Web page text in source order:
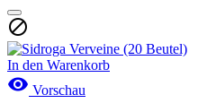

In den Warenkorb
 Vorschau